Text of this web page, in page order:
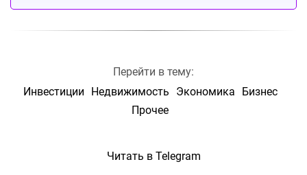
Перейти в тему:
Инвестиции
Недвижимость Экономика
Бизнес
Прочее
Читать в Telegram